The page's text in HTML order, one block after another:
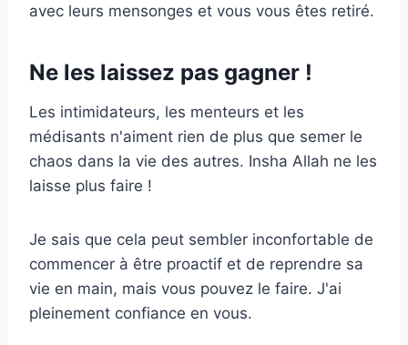
avec leurs mensonges et vous vous êtes retiré.
Ne les laissez pas gagner !
Les intimidateurs, les menteurs et les
médisants n'aiment rien de plus que semer le
chaos dans la vie des autres. Insha Allah ne les
laisse plus faire !
Je sais que cela peut sembler inconfortable de
commencer à être proactif et de reprendre sa
vie en main, mais vous pouvez le faire. J'ai
pleinement confiance en vous.